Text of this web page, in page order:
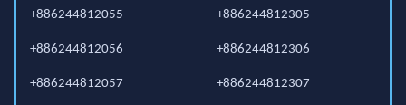
+886244812055
+886244812056
+886244812057
+886244812305
+886244812306
+886244812307